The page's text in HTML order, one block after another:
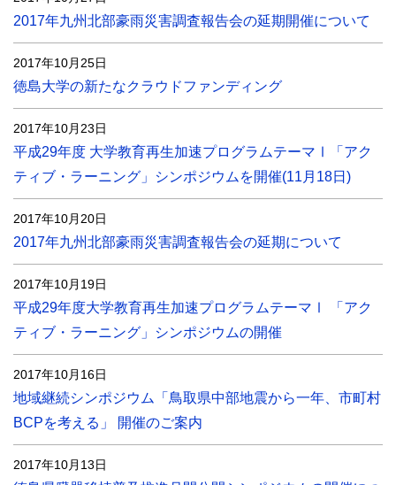
2017年九州北部豪雨災害調査報告会の延期開催について
2017年10月25日
徳島大学の新たなクラウドファンディング
2017年10月23日
平成29年度 大学教育再生加速プログラムテーマⅠ「アク
ティブ・ラーニング」シンポジウムを開催(11月18日)
2017年10月20日
2017年九州北部豪雨災害調査報告会の延期について
2017年10月19日
平成29年度大学教育再生加速プログラムテーマⅠ 「アク
ティブ・ラーニング」シンポジウムの開催
2017年10月16日
地域継続シンポジウム「鳥取県中部地震から一年、市町村
BCPを考える」 開催のご案内
2017年10月13日